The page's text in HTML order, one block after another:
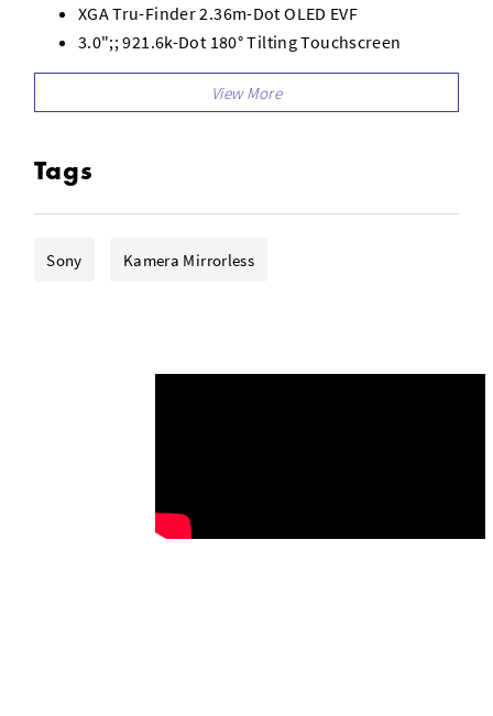
XGA Tru-Finder 2.36m-Dot OLED EVF
3.0";; 921.6k-Dot 180° Tilting Touchscreen
Internal UHD 4K Video, S-Log3, HLG
Q Motion pada Full HD dari 1-120 fps
Built-In Wi-Fi dengan NFC
Tags
Sony Kamera Mirrorless